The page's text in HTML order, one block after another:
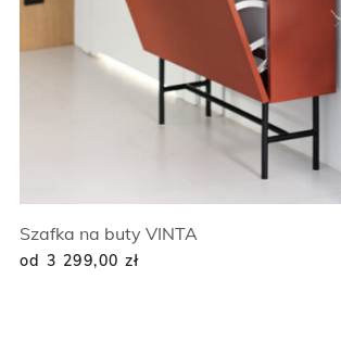
Szafka na buty VINTA
od 3 299,00 zł